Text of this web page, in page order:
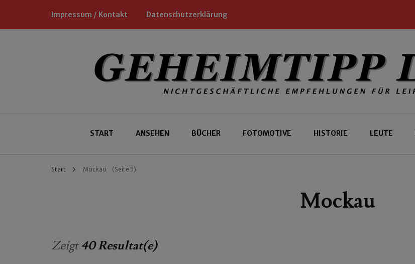
Impressum / Kontakt Datenschutzerklärung
Geheimtipp Leipzig
START ANSEHEN BÜCHER FOTOMOTIVE HISTORIE LEUTE
Start Mockau (Seite 5)
Mockau
Zeigt40 Resultat(e)